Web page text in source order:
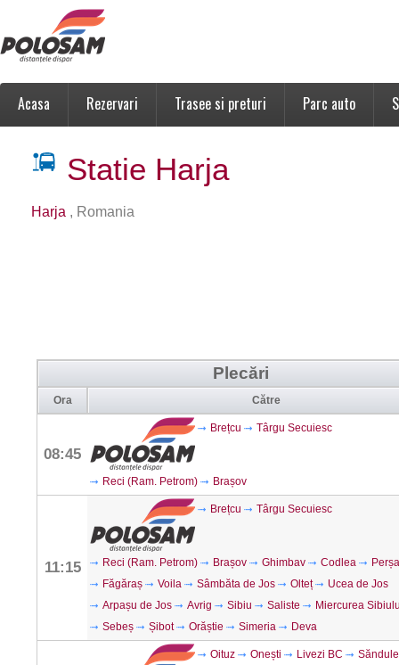
Acasa Rezervari Trasee si preturi Parc auto
Statie Harja
Harja , Romania
Plecări
Ora Către
08:45
Brețcu Târgu Secuiesc
Reci (Ram. Petrom) Brașov
11:15
Brețcu Târgu Secuiesc
Reci (Ram. Petrom) Brașov Ghimbav Codlea
Făgăraș
Voila Sâmbăta de Jos Olteț
Ucea de Jos
Arpașu de Jos
Avrig Sibiu Saliste
Miercurea
Sebeș
Șibot Orăștie Simeria Deva
Oituz Onești Livezi BC